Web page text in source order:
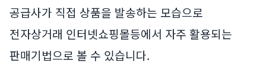
공급사가 직접 상품을 발송하는 모습으로
전자상거래 인터넷쇼핑몰등에서 자주 활용되는
판매기법으로 볼 수 있습니다.